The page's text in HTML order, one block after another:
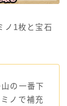
ノ1枚と宝石
の一番下
ノで補充